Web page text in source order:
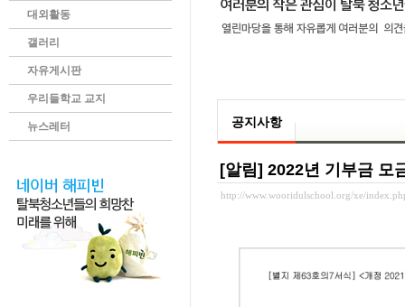
대외활동
갤러리
자유게시판
우리들학교 교지
뉴스레터 공지사항
[알림] 2022년 기부금 모
http://www.wooridulschool.org/xe/